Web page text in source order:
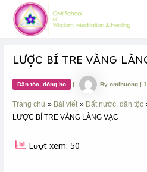
content
LƯỢC BÍ TRE VÀNG
Dân tộc, dòng họ | Byomihuong|
Trang chủ Bài viết Đất nước, dân tộc
LƯỢC BÍ TRE VÀNG LÀNG VẠC
Lượt xem: 50
Post
navigation
CHUYÊN
MỤC: